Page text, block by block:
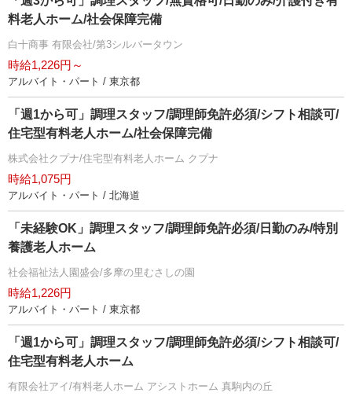
料老人ホーム/社会保障完備
白十商事 有限会社/第3シルバータウン
時給1,226円～
アルバイト・パート / 東京都
「週1から可」調理スタッフ/調理師免許必須/シフト相談可/
住宅型有料老人ホーム/社会保障完備
株式会社クプナ/住宅型有料老人ホーム クプナ
時給1,075円
アルバイト・パート / 北海道
「未経験OK」調理スタッフ/調理師免許必須/日勤のみ/特別
養護老人ホーム
社会福祉法人園盛会/多摩の里むさしの園
時給1,226円
アルバイト・パート / 東京都
「週1から可」調理スタッフ/調理師免許必須/シフト相談可/
住宅型有料老人ホーム
有限会社アイ/有料老人ホーム アシストホーム 真駒内の丘